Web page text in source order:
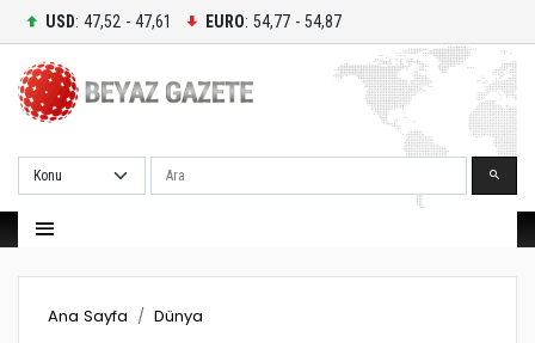
USD: 47,52 - 47,61 EURO: 54,77 - 54,87
Ara
Ana Sayfa Dünya